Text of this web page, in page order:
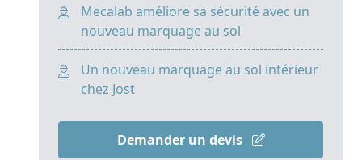
Mecalab améliore sa sécurité avec un
nouveau marquage au sol
Un nouveau marquage au sol intérieur
chez Jost
Demander un devis